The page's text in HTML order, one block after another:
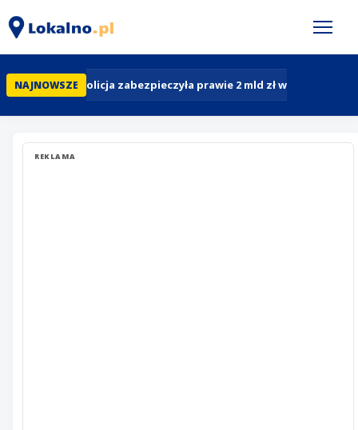
NAJNOWSZE
Polska: policja zabezpieczyła prawie 2 mld zł w pół roku.
REKLAMA